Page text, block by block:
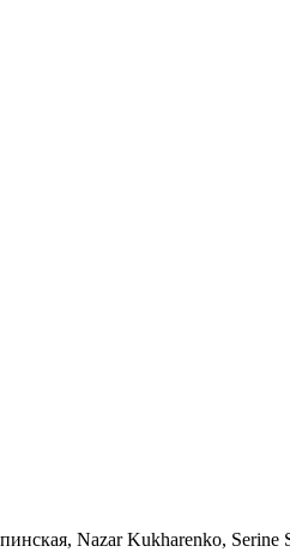
Nazar Kukharenko, Serine